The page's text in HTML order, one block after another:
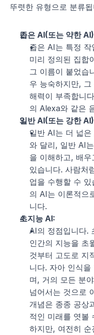
뚜렷한 유형으로 분류
좁은 AI(또는 약한
좁은 AI는 특정
미리 정의된 집합
그 이름이 붙었습
우 능숙하지만,
해력이 부족합니
의 Alexa와 같은
일반 AI(또는 강한
일반 AI는 더 넓
와 달리, 일반 AI
을 이해하고, 배
있습니다. 사람처
업을 수행할 수
의 AI는 이론적으
니다.
초지능 AI:
AI의 정점입니다.
인간의 지능을 초
것부터 고도로 지
니다. 자아 인식
며, 거의 모든 분
넘어서는 것으로
개념은 종종 공상
적인 미래를 엿볼
하지만, 여전히